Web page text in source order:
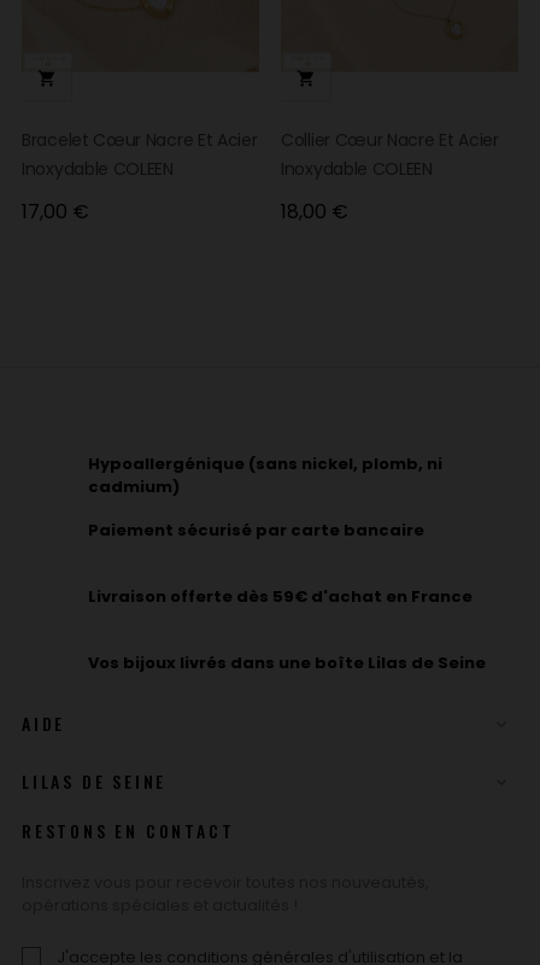

Bracelet Cœur Nacre Et Acier
Inoxydable COLEEN
Prix
17,00 €

Collier Cœur Nacre Et Acier
Inoxydable COLEEN
Prix
18,00 €
Hypoallergénique (sans nickel, plomb, ni
cadmium)
Paiement sécurisé par carte bancaire
Livraison offerte dès 59€ d'achat en France
Vos bijoux livrés dans une boîte Lilas de Seine
AIDE
LILAS DE SEINE
RESTONS EN CONTACT
J'accepte les conditions générales d'utilisation et la